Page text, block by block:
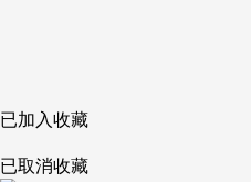
已加入收藏
已取消收藏